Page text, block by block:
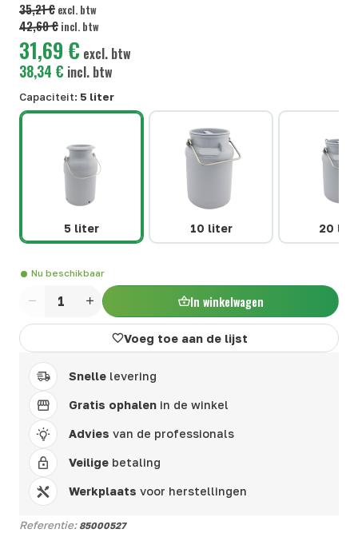
35,21 € excl. btw
42,60 € incl. btw
31,69 € excl. btw
38,34 € incl. btw
Capaciteit: 5 liter
5 liter 10 liter 20
Nu beschikbaar
Aantal In winkelwagen
Voeg toe aan de lijst
Snelle levering
Gratis ophalen in de winkel
Advies van de professionals
Veilige betaling
Werkplaats voor herstellingen
Referentie: 85000527